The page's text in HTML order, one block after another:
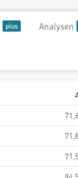
Analysen